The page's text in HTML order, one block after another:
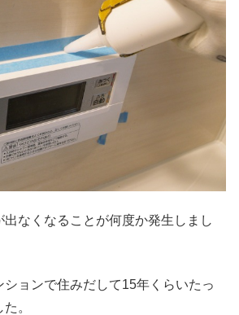
なくなることが何度か発生しまし
ションで住みだして15年くらいたっ
。